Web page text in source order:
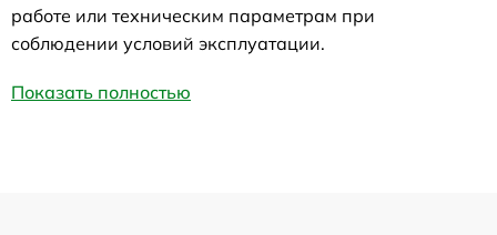
работе или техническим параметрам при
соблюдении условий эксплуатации.
Показать полностью